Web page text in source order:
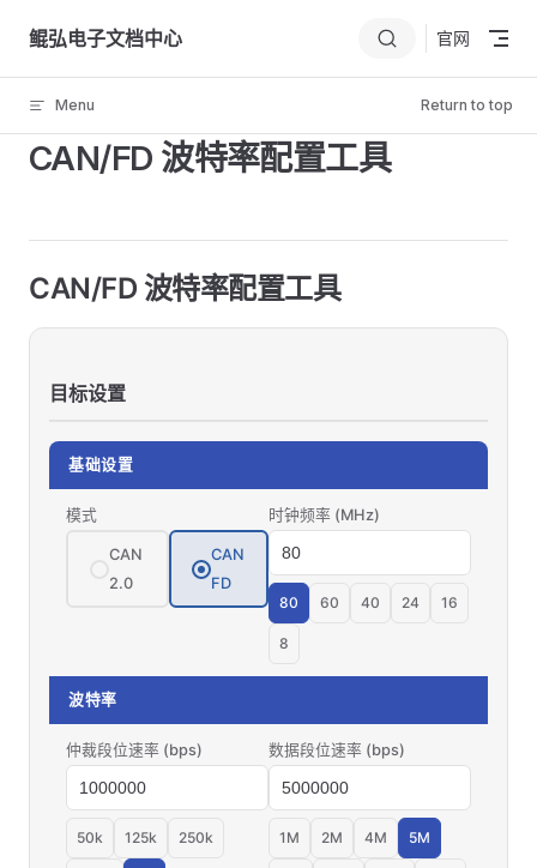
Skip to content
鲲弘电子文档中心 官网
Menu Return to top
CAN/FD 波特率配置工具
CAN/FD 波特率配置工具
目标设置
基础设置
模式
CAN
2.0
CAN
FD
时钟频率 (MHz)
80 60 40 24 16
8
波特率
仲裁段位速率 (bps)
50k 125k 250k
数据段位速率 (bps)
1M 2M 4M 5M